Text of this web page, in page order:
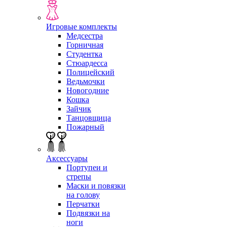
Игровые комплекты
Медсестра
Горничная
Студентка
Стюардесса
Полицейский
Ведьмочки
Новогодние
Кошка
Зайчик
Танцовщица
Пожарный
Аксессуары
Портупеи и
стрепы
Маски и повязки
на голову
Перчатки
Подвязки на
ноги